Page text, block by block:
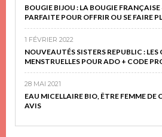
BOUGIE BIJOU : LA BOUGIE
PARFAITE POUR OFFRIR OU SE FAIRE
1 FÉVRIER 2022
NOUVEAUTÉS SISTERS REPUBLIC :
MENSTRUELLES POUR ADO + CODE
28 MAI 2021
EAU MICELLAIRE BIO, ÊTRE FEMME
AVIS